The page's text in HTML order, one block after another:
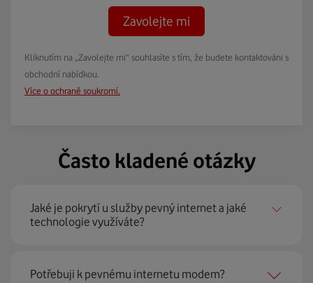
Zavolejte mi
Kliknutím na „Zavolejte mi“ souhlasíte s tím, že budete kontaktováni s
obchodní nabídkou.
Více o ochraně soukromí.
Často kladené otázky
Jaké je pokrytí u služby pevný internet a jaké
technologie využíváte?
Pevný internet můžeme nabídnout
Potřebuji k pevnému internetu modem?